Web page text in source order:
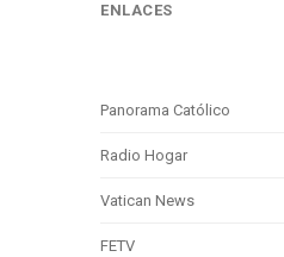
ENLACES
Panorama Católico
Radio Hogar
Vatican News
FETV